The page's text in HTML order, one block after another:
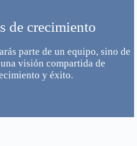
de crecimiento
parte de un equipo, sino de
visión compartida de
y éxito.